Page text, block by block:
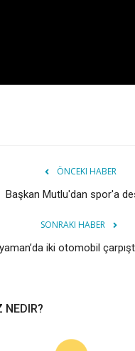
ÖNCEKI HABER
Başkan Mutlu'dan spor'a
SONRAKI HABER
iki otomobil
NEDIR?